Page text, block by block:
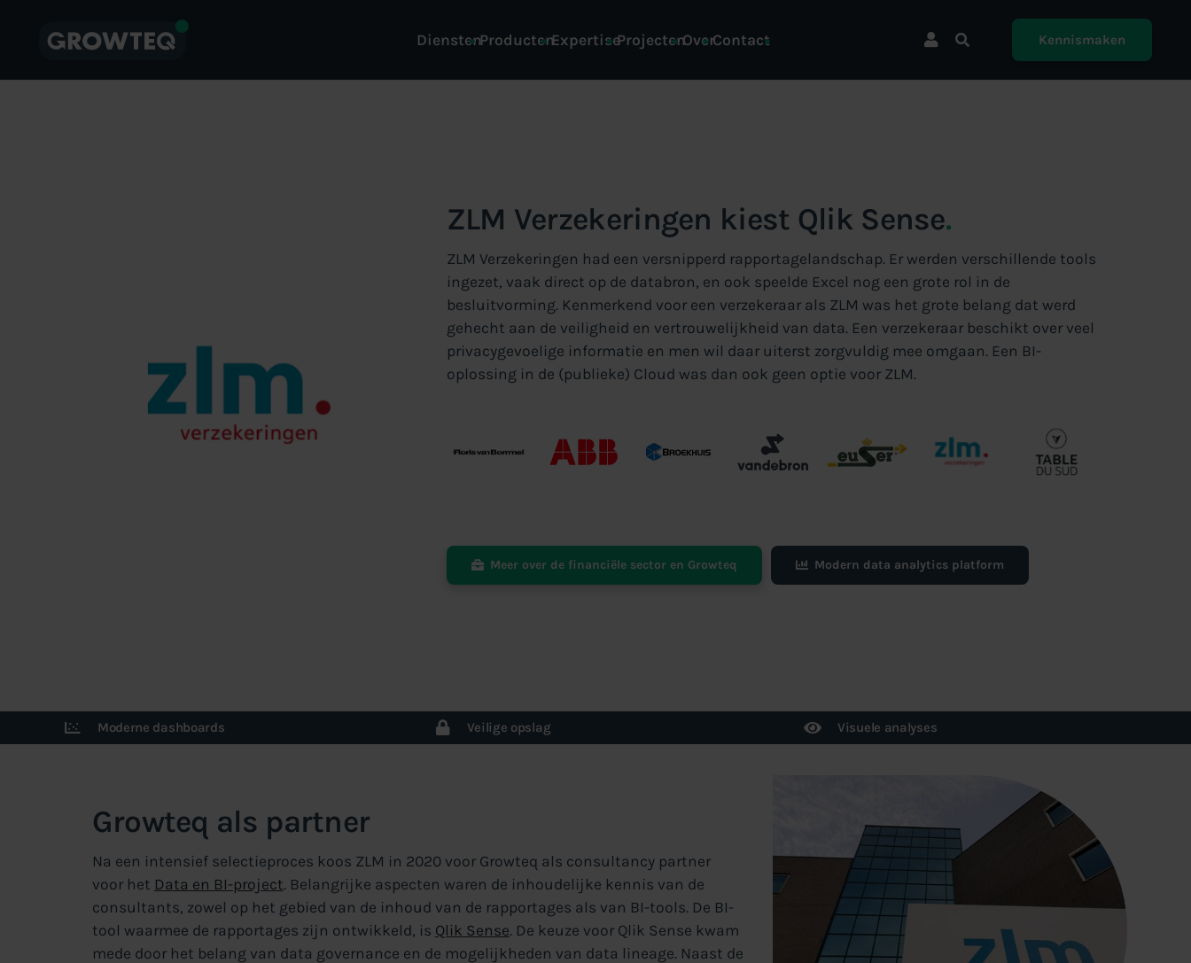
DienstenProductenExpertiseProjectenOverContact Kennismaken
ZLM Verzekeringen kiest Qlik Sense.
ZLM Verzekeringen had een versnipperd rapportagelandschap. Er werden verschillende tools
ingezet, vaak direct op de databron, en ook speelde Excel nog een grote rol in de
besluitvorming. Kenmerkend voor een verzekeraar als ZLM was het grote belang dat werd
gehecht aan de veiligheid en vertrouwelijkheid van data. Een verzekeraar beschikt over veel
privacygevoelige informatie en men wil daar uiterst zorgvuldig mee omgaan. Een BI-
oplossing in de (publieke) Cloud was dan ook geen optie voor ZLM.
Meer over de financiële sector en Growteq Modern data analytics platform
Moderne dashboards Veilige opslag Visuele analyses
Growteq als partner
Na een intensief selectieproces koos ZLM in 2020 voor Growteq als consultancy partner
voor het Data en BI-project. Belangrijke aspecten waren de inhoudelijke kennis van de
consultants, zowel op het gebied van de inhoud van de rapportages als van BI-tools. De BI-
tool waarmee de rapportages zijn ontwikkeld, is Qlik Sense. De keuze voor Qlik Sense kwam
mede door het belang van data governance en de mogelijkheden van data lineage. Naast de